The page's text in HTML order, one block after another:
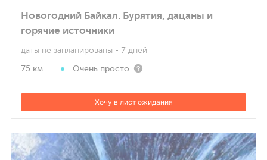
Новогодний Байкал. Бурятия, дацаны и
горячие источники
даты не запланированы - 7 дней
75 км Очень просто
Хочу в лист ожидания